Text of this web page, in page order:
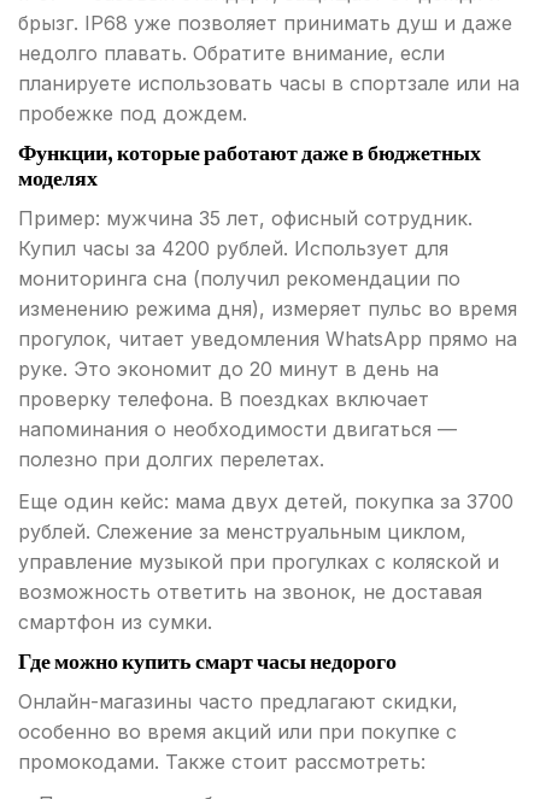
брызг. IP68 уже позволяет принимать душ и даже
недолго плавать. Обратите внимание, если
планируете использовать часы в спортзале или на
пробежке под дождем.
Функции, которые работают даже в бюджетных
моделях
Пример: мужчина 35 лет, офисный сотрудник.
Купил часы за 4200 рублей. Использует для
мониторинга сна (получил рекомендации по
изменению режима дня), измеряет пульс во время
прогулок, читает уведомления WhatsApp прямо на
руке. Это экономит до 20 минут в день на
проверку телефона. В поездках включает
напоминания о необходимости двигаться —
полезно при долгих перелетах.
Еще один кейс: мама двух детей, покупка за 3700
рублей. Слежение за менструальным циклом,
управление музыкой при прогулках с коляской и
возможность ответить на звонок, не доставая
смартфон из сумки.
Где можно купить смарт часы недорого
Онлайн-магазины часто предлагают скидки,
особенно во время акций или при покупке с
промокодами. Также стоит рассмотреть: